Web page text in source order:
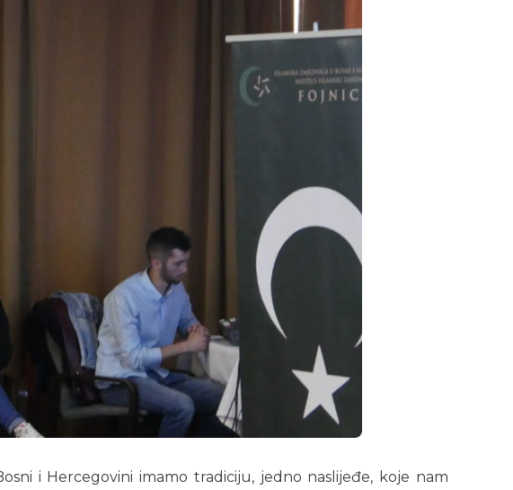
i Hercegovini imamo tradiciju, jedno naslijeđe, koje nam